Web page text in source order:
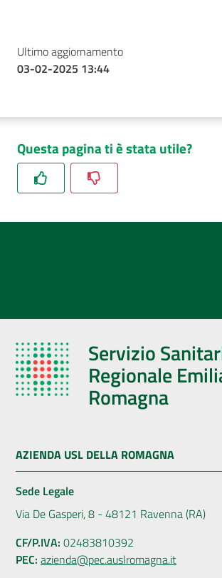
Ultimo aggiornamento
03-02-2025 13:44
Questa pagina ti è stata utile?
Servizio
Regionale
Romagna
AZIENDA USL DELLA ROMAGNA
Sede Legale
Via De Gasperi, 8 - 48121 Ravenna (RA)
CF/P.IVA: 02483810392
PEC: azienda@pec.auslromagna.it